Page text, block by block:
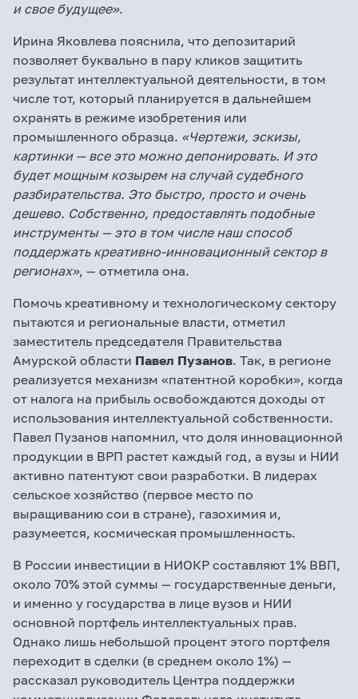
и свое будущее».
Ирина Яковлева пояснила, что депозитарий
позволяет буквально в пару кликов защитить
результат интеллектуальной деятельности, в том
числе тот, который планируется в дальнейшем
охранять в режиме изобретения или
промышленного образца. «Чертежи, эскизы,
картинки — все это можно депонировать. И это
будет мощным козырем на случай судебного
разбирательства. Это быстро, просто и очень
дешево. Собственно, предоставлять подобные
инструменты — это в том числе наш способ
поддержать креативно-инновационный сектор в
регионах», — отметила она.
Помочь креативному и технологическому сектору
пытаются и региональные власти, отметил
заместитель председателя Правительства
Амурской области Павел Пузанов. Так, в регионе
реализуется механизм «патентной коробки», когда
от налога на прибыль освобождаются доходы от
использования интеллектуальной собственности.
Павел Пузанов напомнил, что доля инновационной
продукции в ВРП растет каждый год, а вузы и НИИ
активно патентуют свои разработки. В лидерах
сельское хозяйство (первое место по
выращиванию сои в стране), газохимия и,
разумеется, космическая промышленность.
В России инвестиции в НИОКР составляют 1% ВВП,
около 70% этой суммы — государственные деньги,
и именно у государства в лице вузов и НИИ
основной портфель интеллектуальных прав.
Однако лишь небольшой процент этого портфеля
переходит в сделки (в среднем около 1%) —
рассказал руководитель Центра поддержки